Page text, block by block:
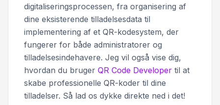
digitaliseringsprocessen, fra organisering af
dine eksisterende tilladelsesdata til
implementering af et QR-kodesystem, der
fungerer for både administratorer og
tilladelsesindehavere. Jeg vil også vise dig,
hvordan du bruger QR Code Developer til at
skabe professionelle QR-koder til dine
tilladelser. Så lad os dykke direkte ned i det!